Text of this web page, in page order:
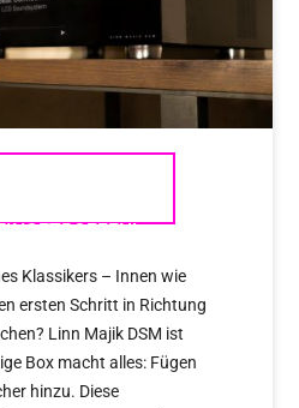
Klassikers – Innen wie
ersten Schritt in Richtung
Linn Majik DSM ist
Box macht alles: Fügen
hinzu. Diese